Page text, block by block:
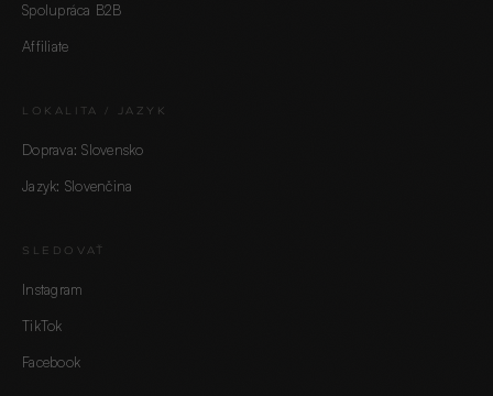
Spolupráca B2B
Affiliate
LOKALITA / JAZYK
Doprava: Slovensko
Jazyk: Slovenčina
SLEDOVAŤ
Instagram
TikTok
Facebook